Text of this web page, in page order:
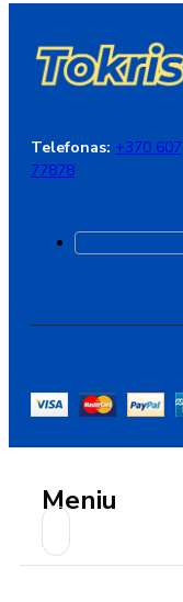
Telefonas: +370 607
77878
Meniu